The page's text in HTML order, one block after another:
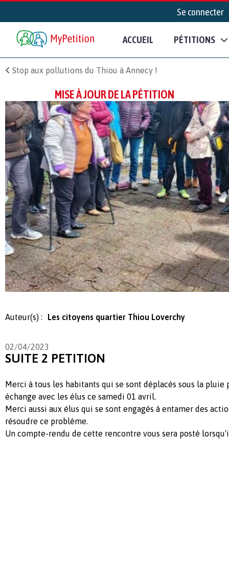
Se connecter
ACCUEIL PÉTITIONS
Stop aux pollutions du Thiou à Annecy !
MISE À JOUR DE LA PÉTITION
Auteur(s) : Les citoyens quartier Thiou Loverchy
02/04/2023
SUITE 2 PETITION
Merci à tous les habitants qui se sont déplacés sous la pluie
échange avec les élus ce samedi 01 avril.
Merci aussi aux élus qui se sont engagés à entamer des
résoudre ce problème.
Un compte-rendu de cette rencontre vous sera posté